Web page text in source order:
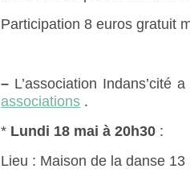
Participation 8 euros gratuit
– L’association Indans’cité
associations .
* Lundi 18 mai à 20h30 :
Lieu : Maison de la danse